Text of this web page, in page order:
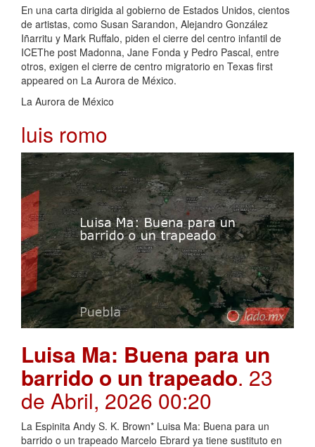
En una carta dirigida al gobierno de Estados Unidos, cientos
de artistas, como Susan Sarandon, Alejandro González
Iñarritu y Mark Ruffalo, piden el cierre del centro infantil de
ICEThe post Madonna, Jane Fonda y Pedro Pascal, entre
otros, exigen el cierre de centro migratorio en Texas first
appeared on La Aurora de México.
La Aurora de México
luis romo
Luisa Ma: Buena para un
barrido o un trapeado. 23
de Abril, 2026 00:20
La Espinita Andy S. K. Brown* Luisa Ma: Buena para un
barrido o un trapeado Marcelo Ebrard ya tiene sustituto en